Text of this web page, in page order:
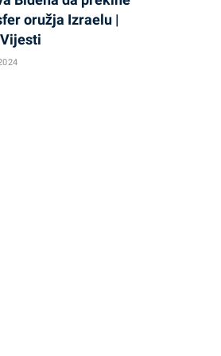
oružja Izraelu |